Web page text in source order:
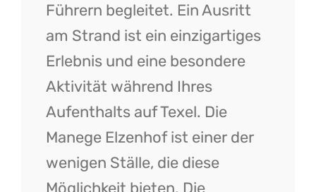
Führern begleitet. Ein Ausritt
am Strand ist ein einzigartiges
Erlebnis und eine besondere
Aktivität während Ihres
Aufenthalts auf Texel. Die
Manege Elzenhof ist einer der
wenigen Ställe, die diese